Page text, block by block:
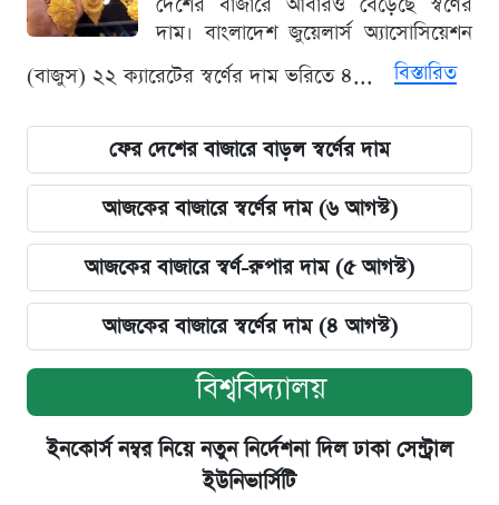
দাম। বাংলাদেশ জুয়েলার্স অ্যাসোসিয়েশন
(বাজুস) ২২ ক্যারেটের স্বর্ণের দাম ভরিতে ৪...
বিস্তারিত
ফের দেশের বাজারে বাড়ল স্বর্ণের দাম
আজকের বাজারে স্বর্ণের দাম (৬ আগস্ট)
আজকের বাজারে স্বর্ণ-রুপার দাম (৫ আগস্ট)
আজকের বাজারে স্বর্ণের দাম (৪ আগস্ট)
বিশ্ববিদ্যালয়
ইনকোর্স নম্বর নিয়ে নতুন নির্দেশনা দিল ঢাকা সেন্ট্রাল
ইউনিভার্সিটি